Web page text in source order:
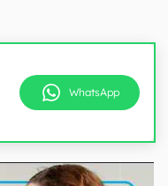
WhatsApp